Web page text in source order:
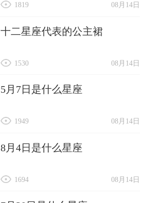
08月14日
1819
十二星座代表的公主裙
08月14日
1530
5月7日是什么星座
08月14日
1949
8月4日是什么星座
08月14日
1694